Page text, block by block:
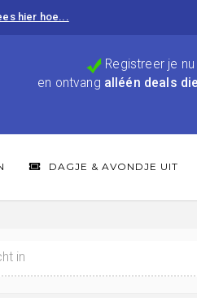
hier hoe...
Registreer je nu
en ontvang alléén deals
DAGJE & AVONDJE UIT